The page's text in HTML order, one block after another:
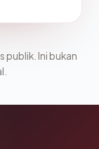
publik. Ini bukan